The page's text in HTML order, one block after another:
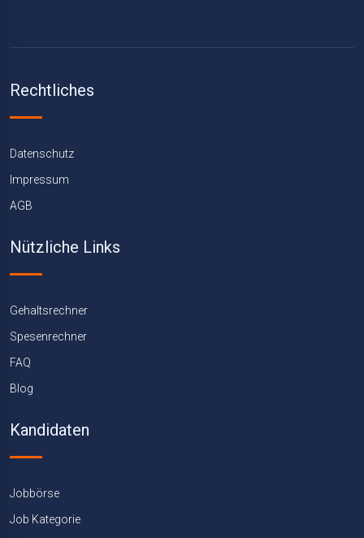
Rechtliches
Datenschutz
Impressum
AGB
Nützliche Links
Gehaltsrechner
Spesenrechner
FAQ
Blog
Kandidaten
Jobbörse
Job Kategorie